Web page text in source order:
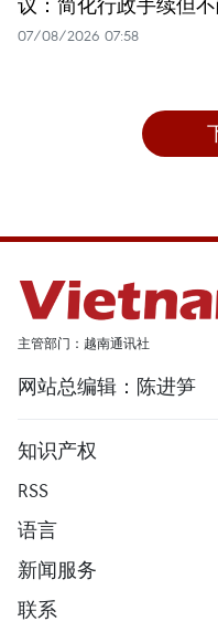
07/08/2026 07:58
主管部门：越南通讯社
网站总编辑：陈进笋
知识产权
RSS
语言
新闻服务
联系